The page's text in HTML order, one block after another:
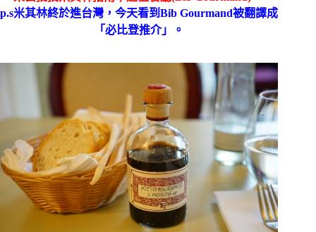
p.s米其林終於進台灣，今天看到Bib Gourmand被翻譯成
「必比登推介」。